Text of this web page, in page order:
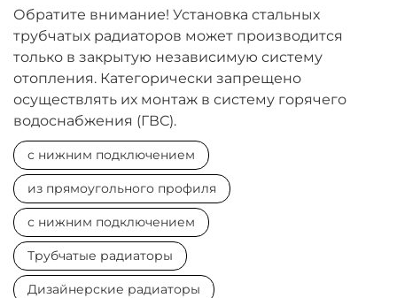
Обратите внимание! Установка стальных
трубчатых радиаторов может производится
только в закрытую независимую систему
отопления. Категорически запрещено
осуществлять их монтаж в систему горячего
водоснабжения (ГВС).
с нижним подключением
из прямоугольного профиля
с нижним подключением
Трубчатые радиаторы
Дизайнерские радиаторы